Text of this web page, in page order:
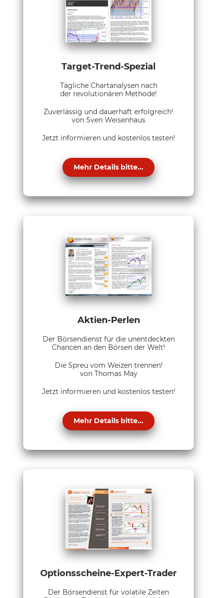
Target-Trend-Spezial
Tägliche Chartanalysen nach
der revolutionären Methode!
Zuverlässig und dauerhaft erfolgreich!
von Sven Weisenhaus
Jetzt informieren und kostenlos testen!
Mehr Details bitte...
Aktien-Perlen
Der Börsendienst für die unentdeckten
Chancen an den Börsen der Welt!
Die Spreu vom Weizen trennen!
von Thomas May
Jetzt informieren und kostenlos testen!
Mehr Details bitte...
Optionsscheine-Expert-Trader
Der Börsendienst für volatile Zeiten